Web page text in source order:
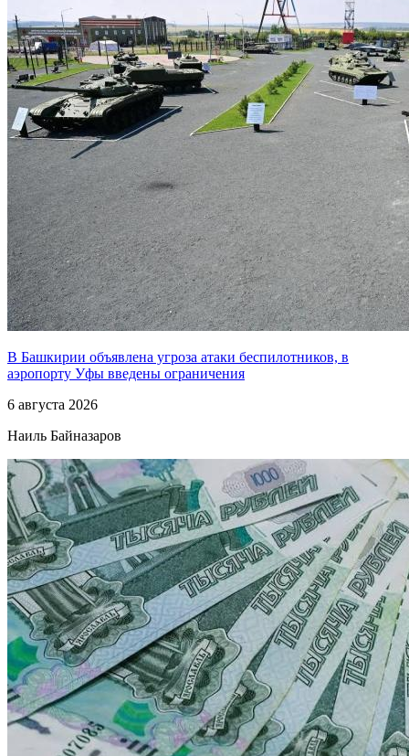
В Башкирии объявлена угроза атаки беспилотников, в
аэропорту Уфы введены ограничения
6 августа 2026
Наиль Байназаров